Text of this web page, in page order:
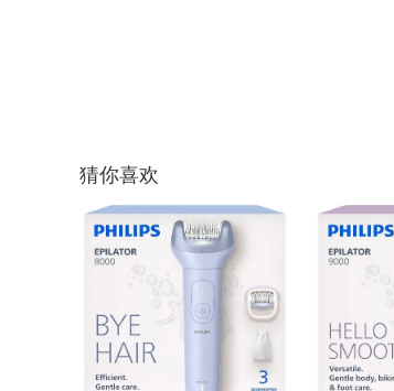
猜你喜欢